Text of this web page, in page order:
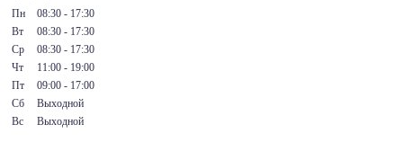
Пн
08:30 - 17:30
Вт
08:30 - 17:30
Ср
08:30 - 17:30
Чт
11:00 - 19:00
Пт
09:00 - 17:00
Сб
Выходной
Вс
Выходной